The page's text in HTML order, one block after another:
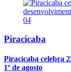
04
Piracicaba
Piracicaba celebra
1º de agosto